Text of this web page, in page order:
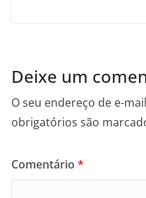
Deixe um
O seu endereço de e-
obrigatórios são
Comentário *